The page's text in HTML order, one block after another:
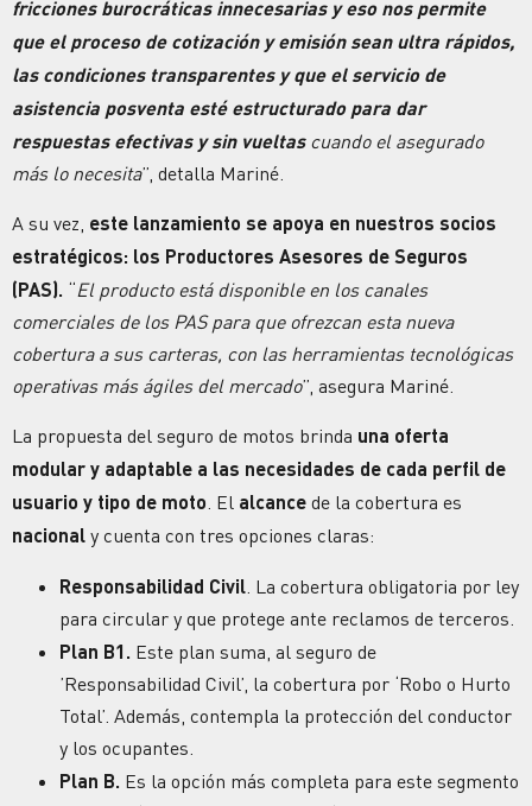
fricciones burocráticas innecesarias y eso nos permite
que el proceso de cotización y emisión sean ultra rápidos,
las condiciones transparentes y que el servicio de
asistencia posventa esté estructurado para dar
respuestas efectivas y sin vueltascuando el asegurado
más lo necesita”, detalla Mariné.
A su vez, este lanzamiento se apoya en nuestros socios
estratégicos: los Productores Asesores de Seguros
(PAS). “El producto está disponible en los canales
comerciales de los PAS para que ofrezcan esta nueva
cobertura a sus carteras, con las herramientas tecnológicas
operativas más ágiles del mercado”, asegura Mariné.
La propuesta del seguro de motos brinda una oferta
modular y adaptable a las necesidades de cada perfil de
usuario y tipo de moto. El alcance de la cobertura es
nacional y cuenta con tres opciones claras:
Responsabilidad Civil . La cobertura obligatoria por ley
para circular y que protege ante reclamos de terceros.
Plan B1.
Este plan suma, al seguro de
’Responsabilidad Civil’, la cobertura por ‘Robo o Hurto
Total’. Además, contempla la protección del conductor
y los ocupantes.
Plan B. Es la opción más completa para este segmento